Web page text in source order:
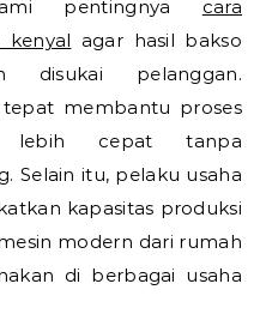
pentingnya cara
kenyal agar hasil bakso
disukai pelanggan.
membantu proses
lebih cepat tanpa
Selain itu, pelaku usaha
kapasitas produksi
modern dari rumah
di berbagai usaha